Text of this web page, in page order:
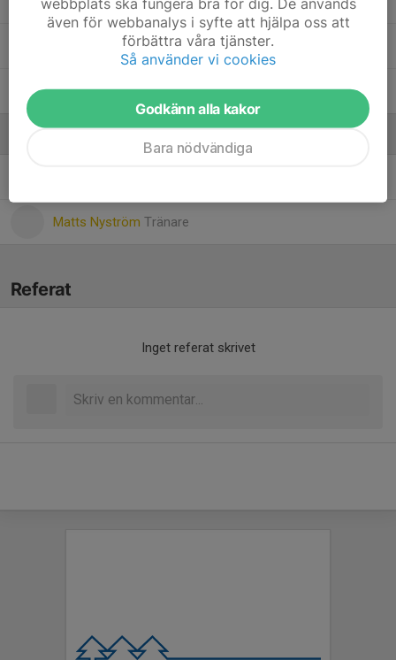
Matilda Nyström
Moa Sjöberg
Matts Nyström Tränare
Referat
Inget referat skrivet
även för webbanalys i syfte att hjälpa oss att
förbättra våra tjänster.
Så använder vi cookies
Godkänn alla kakor
Bara nödvändiga